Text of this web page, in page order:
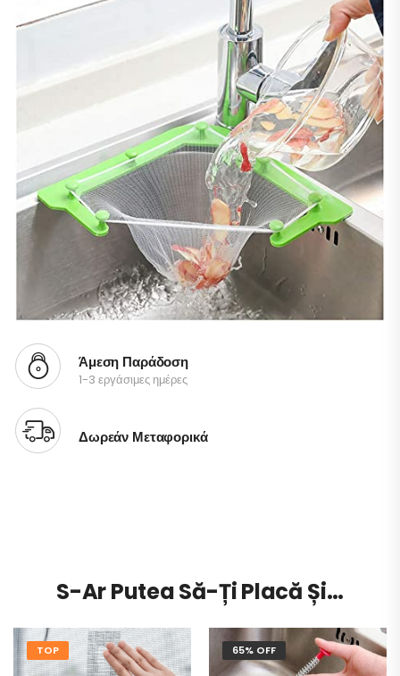
Άμεση Παράδοση
1-3 εργάσιμες ημέρες
Δωρεάν Μεταφορικά
S-Ar Putea Să-Ți Placă Și…
TOP 65% OFF